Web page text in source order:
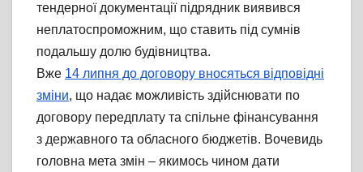
тендерної документації підрядник виявився
неплатоспроможним, що ставить під сумнів
подальшу долю будівництва.
Вже 14 липня до договору вносяться відповідні
зміни, що надає можливість здійснювати по
договору передплату та спільне фінансування
з державного та обласного бюджетів. Вочевидь
головна мета змін – якимось чином дати